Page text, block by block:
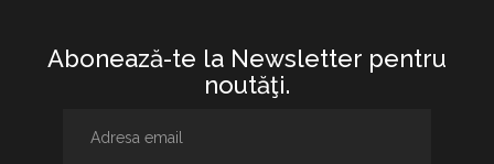
Abonează-te la Newsletter pentru
noutăţi.